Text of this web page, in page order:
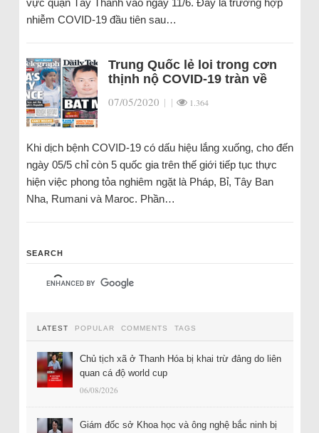
vực quận Tây Thành vào ngày 11/6. Đây là trường hợp
nhiễm COVID-19 đầu tiên sau…
Trung Quốc lẻ loi trong cơn
thịnh nộ COVID-19 tràn về
07/05/2020 | | 1.364
Khi dịch bệnh COVID-19 có dấu hiệu lắng xuống, cho đến
ngày 05/5 chỉ còn 5 quốc gia trên thế giới tiếp tục thực
hiện việc phong tỏa nghiêm ngặt là Pháp, Bỉ, Tây Ban
Nha, Rumani và Maroc. Phần…
SEARCH
LATEST POPULAR COMMENTS TAGS
Chủ tịch xã ở Thanh Hóa bị khai trừ đảng do liên
quan cá độ world cup
06/08/2026
Giám đốc sở Khoa học và ông nghệ bắc ninh bị